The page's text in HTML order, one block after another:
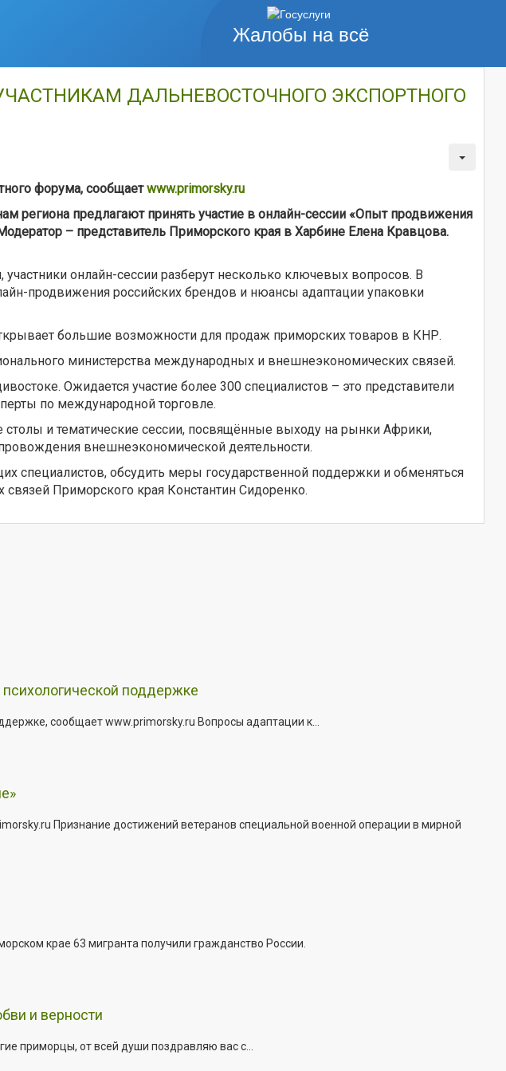
Жалобы на всё
ДАЛЬНЕВОСТОЧНОГО ЭКСПОРТНОГО
форума, сообщаетwww.primorsky.ru
региона предлагают принять участие в онлайн-сессии «Опыт продвижения
– представитель Приморского края в Харбине Елена Кравцова.
онлайн-сессии разберут несколько ключевых вопросов. В
продвижения российских брендов и нюансы адаптации упаковки
большие возможности для продаж приморских товаров в КНР.
министерства международных и внешнеэкономических связей.
Ожидается участие более 300 специалистов – это представители
по международной торговле.
столы и тематические сессии, посвящённые выходу на рынки Африки,
внешнеэкономической деятельности.
специалистов, обсудить меры государственной поддержки и обменяться
Приморского края Константин Сидоренко.
поддержке
сообщает www.primorsky.ru Вопросы адаптации к...
Признание достижений ветеранов специальной военной операции в мирной
крае 63 мигранта получили гражданство России.
и верности
приморцы, от всей души поздравляю вас с...